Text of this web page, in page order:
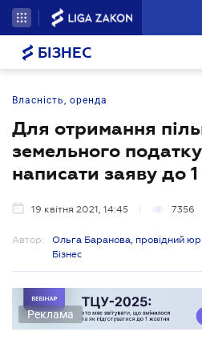
БІЗНЕС
Власність, оренда
Для отримання
земельного
написати заяву до
19 квітня 2021, 14:45 7356
Автор:
Ольга Баранова, провідний
Бізнес
Реклама